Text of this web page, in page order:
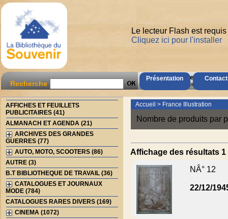
Présentation
Le lecteur Flash est
Cliquez ici pour l'installer
Recherche
AccÃ¨s Client
Mot de passe oubliÃ© ?
AFFICHES ET FEUILLETS
PUBLICITAIRES (41)
ALMANACH ET AGENDA (21)
ARCHIVES DES GRANDES
GUERRES (77)
AUTO, MOTO, SCOOTERS (86)
AUTRE (3)
B.T BIBLIOTHEQUE DE TRAVAIL (36)
CATALOGUES ET JOURNAUX
MODE (784)
CATALOGUES RARES DIVERS (169)
CINEMA (1072)
Accueil > France Illustration
Nombre de produits par
Affichage des résultats
NÂ° 12
22/12/